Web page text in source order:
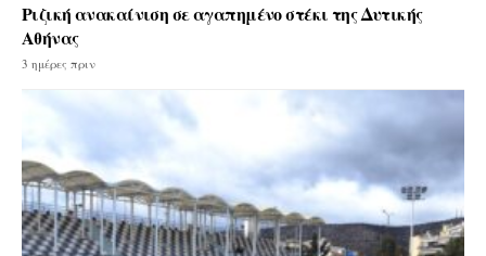
Ριζική ανακαίνιση σε αγαπημένο στέκι της Δυτικής
Αθήνας
3 ημέρες πριν